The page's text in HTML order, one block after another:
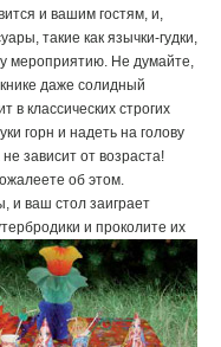
и вашим гостям, и,
такие как язычки-гудки,
мероприятию. Не думайте,
даже солидный
в классических строгих
горн и надеть на голову
зависит от возраста!
об этом.
и ваш стол заиграет
и проколите их